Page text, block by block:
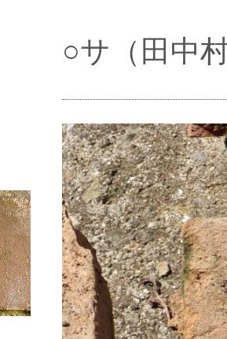
○サ（田中